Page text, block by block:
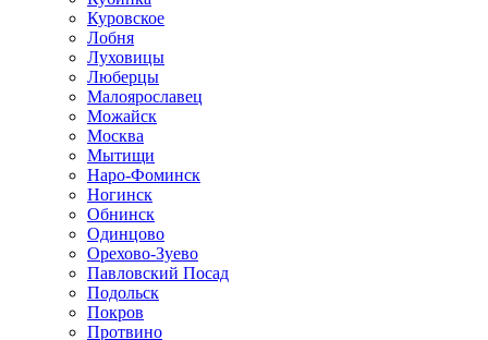
Куровское
Лобня
Луховицы
Люберцы
Малоярославец
Можайск
Москва
Мытищи
Наро-Фоминск
Ногинск
Обнинск
Одинцово
Орехово-Зуево
Павловский Посад
Подольск
Покров
Протвино